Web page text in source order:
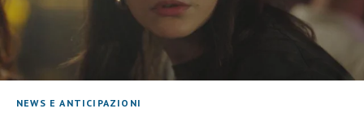
NEWS E ANTICIPAZIONI